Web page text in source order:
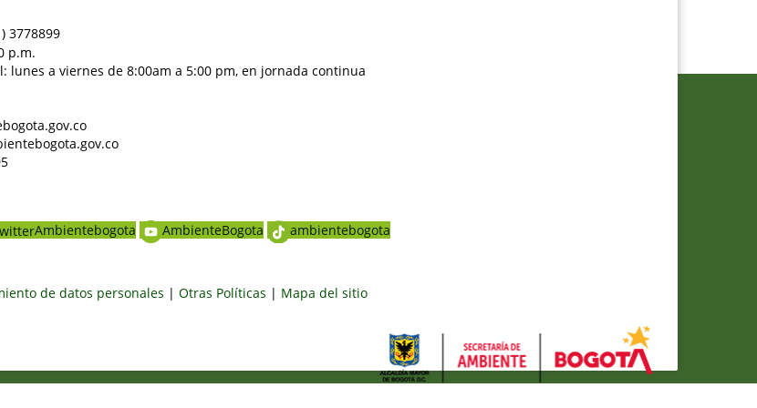
3778899
p.m.
a viernes de 8:00am a 5:00 pm, en jornada continua
Ambientebogota AmbienteBogota ambientebogota
de datos personales | Otras Políticas | Mapa del sitio